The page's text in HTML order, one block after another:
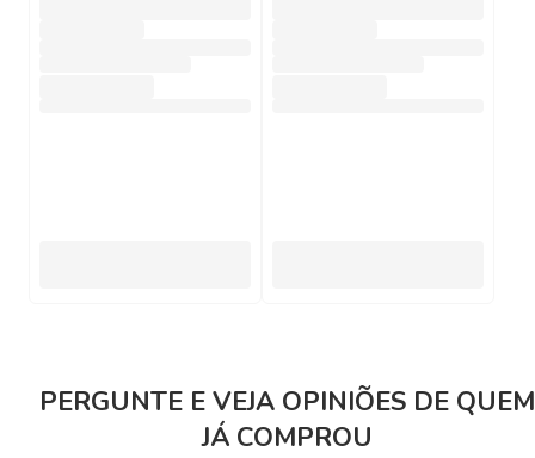
PERGUNTE E VEJA OPINIÕES DE QUEM
JÁ COMPROU